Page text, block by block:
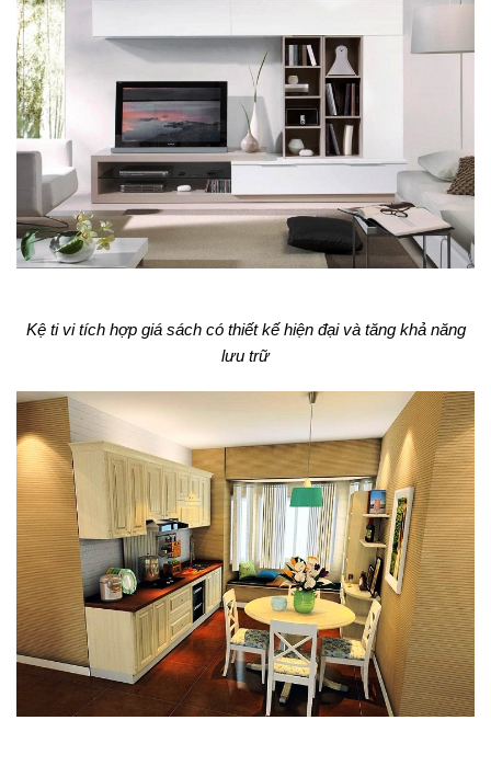
Kệ ti vi tích hợp giá sách có thiết kế hiện đại và tăng khả năng
lưu trữ